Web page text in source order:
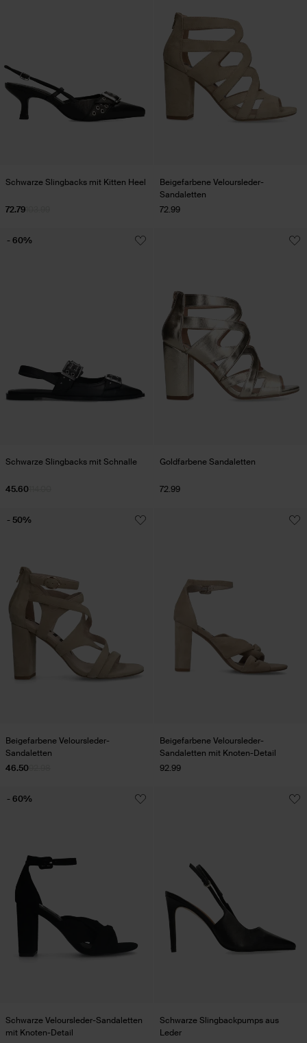
Schwarze Slingbacks mit Kitten Heel
72.79
Beigefarbene Veloursleder-
Sandaletten
72.99
Schwarze Slingbacks mit Schnalle
45.60
- 60%
Goldfarbene Sandaletten
72.99
Beigefarbene Veloursleder-
Sandaletten
46.50
- 50%
Beigefarbene Veloursleder-
Sandaletten mit Knoten-Detail
92.99
Schwarze Veloursleder-Sandaletten
mit Knoten-Detail
- 60%
Schwarze Slingbackpumps aus
Leder